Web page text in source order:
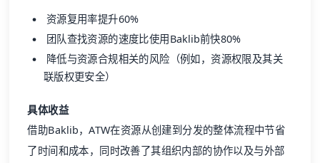
资源复用率提升60%
团队查找资源的速度比使用Baklib前快80%
降低与资源合规相关的风险（例如，资源权限及其关
联版权更安全）
具体收益
借助Baklib，ATW在资源从创建到分发的整体流程中节省
了时间和成本，同时改善了其组织内部的协作以及与外部